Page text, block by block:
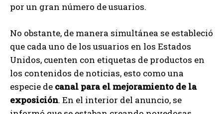
por un gran número de usuarios.
No obstante, de manera simultánea se estableció
que cada uno de los usuarios en los Estados
Unidos, cuenten con etiquetas de productos en
los contenidos de noticias, esto como una
especie de canal para el mejoramiento de la
exposición. En el interior del anuncio, se